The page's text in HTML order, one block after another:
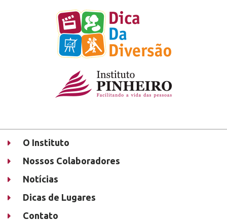
O Instituto
Nossos Colaboradores
Notícias
Dicas de Lugares
Contato